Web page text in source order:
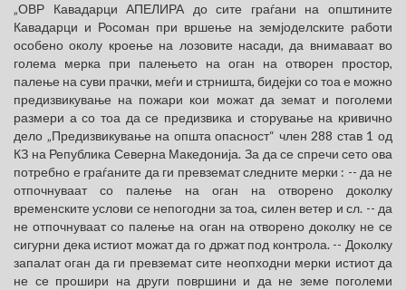
„ОВР Кавадарци АПЕЛИРА до сите граѓани на општините
Кавадарци и Росоман при вршење на земјоделските работи
особено околу кроење на лозовите насади, да внимаваат во
голема мерка при палењето на оган на отворен простор,
палење на суви прачки, меѓи и стрништа, бидејки со тоа е можно
предизвикување на пожари кои можат да земат и поголеми
размери а со тоа да се предизвика и сторување на кривично
дело „Предизвикување на општа опасност“ член 288 став 1 од
КЗ на Република Северна Македонија. За да се спречи сето ова
потребно е граѓаните да ги превземат следните мерки : -- да не
отпочнуваат со палење на оган на отворено доколку
временските услови се непогодни за тоа, силен ветер и сл. -- да
не отпочнуваат со палење на оган на отворено доколку не се
сигурни дека истиот можат да го држат под контрола. -- Доколку
запалат оган да ги превземат сите неопходни мерки истиот да
не се прошири на други површини и да не земе поголеми